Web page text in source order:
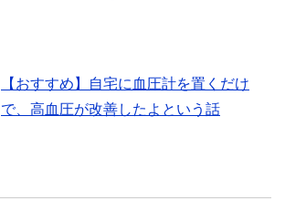
【おすすめ】自宅に血圧計を置くだけ
で、高血圧が改善したよという話